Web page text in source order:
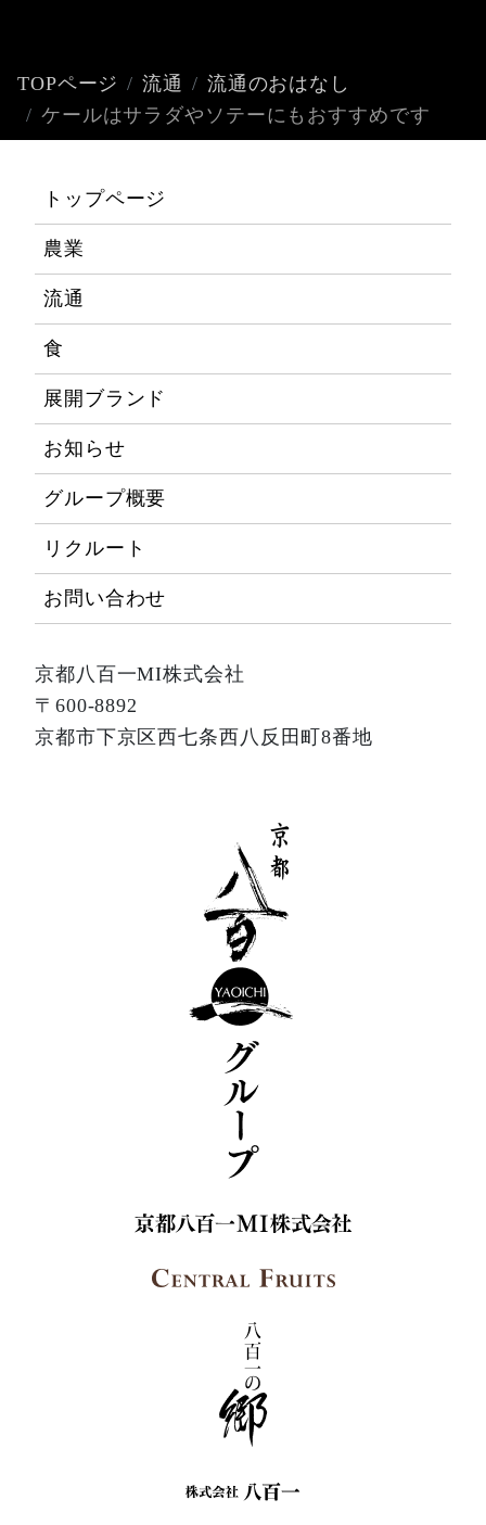
TOPページ 流通
流通のおはなし
ケールはサラダやソテーにもおすすめです
トップページ
農業
流通
食
展開ブランド
お知らせ
グループ概要
リクルート
お問い合わせ
京都八百一MI株式会社
〒600-8892
京都市下京区西七条西八反田町8番地